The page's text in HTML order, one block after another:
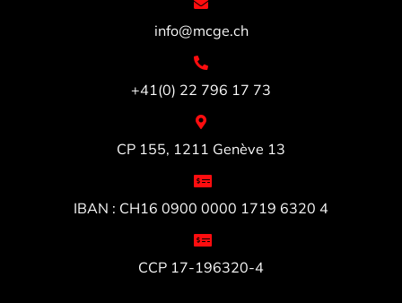
info@mcge.ch
+41(0) 22 796 17 73
CP 155, 1211 Genève 13
IBAN : CH16 0900 0000 1719 6320 4
CCP 17-196320-4